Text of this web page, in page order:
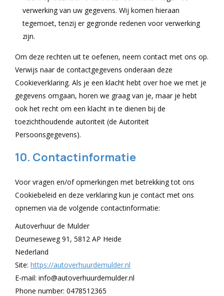
verwerking van uw gegevens. Wij komen hieraan
tegemoet, tenzij er gegronde redenen voor verwerking
zijn.
Om deze rechten uit te oefenen, neem contact met ons op.
Verwijs naar de contactgegevens onderaan deze
Cookieverklaring. Als je een klacht hebt over hoe we met je
gegevens omgaan, horen we graag van je, maar je hebt
ook het recht om een klacht in te dienen bij de
toezichthoudende autoriteit (de Autoriteit
Persoonsgegevens).
10. Contactinformatie
Voor vragen en/of opmerkingen met betrekking tot ons
Cookiebeleid en deze verklaring kun je contact met ons
opnemen via de volgende contactinformatie:
Autoverhuur de Mulder
Deurneseweg 91, 5812 AP Heide
Nederland
Site: https://autoverhuurdemulder.nl
E-mail: info@autoverhuurdemulder.nl
Phone number: 0478512365